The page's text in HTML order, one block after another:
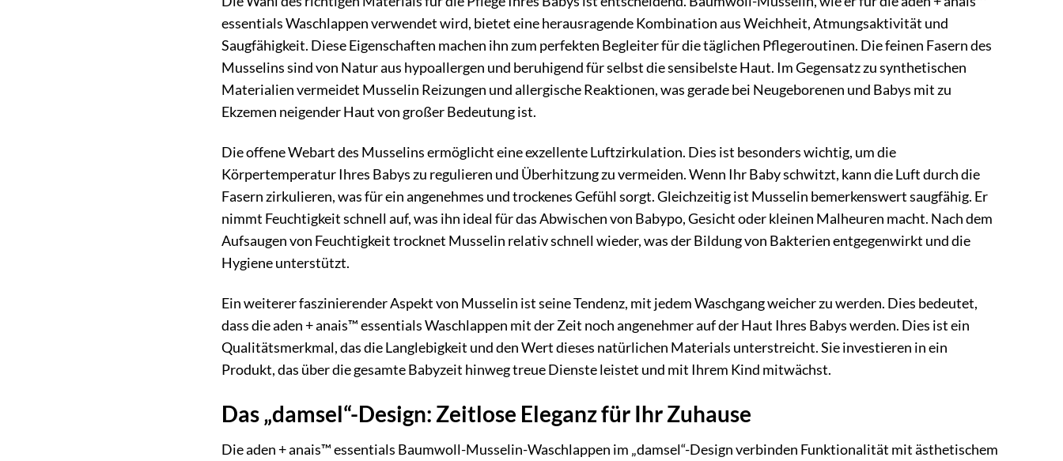
essentials Waschlappen verwendet wird, bietet eine herausragende Kombination aus Weichheit, Atmungsaktivität und
Saugfähigkeit. Diese Eigenschaften machen ihn zum perfekten Begleiter für die täglichen Pflegeroutinen. Die feinen Fasern des
Musselins sind von Natur aus hypoallergen und beruhigend für selbst die sensibelste Haut. Im Gegensatz zu synthetischen
Materialien vermeidet Musselin Reizungen und allergische Reaktionen, was gerade bei Neugeborenen und Babys mit zu
Ekzemen neigender Haut von großer Bedeutung ist.
Die offene Webart des Musselins ermöglicht eine exzellente Luftzirkulation. Dies ist besonders wichtig, um die
Körpertemperatur Ihres Babys zu regulieren und Überhitzung zu vermeiden. Wenn Ihr Baby schwitzt, kann die Luft durch die
Fasern zirkulieren, was für ein angenehmes und trockenes Gefühl sorgt. Gleichzeitig ist Musselin bemerkenswert saugfähig. Er
nimmt Feuchtigkeit schnell auf, was ihn ideal für das Abwischen von Babypo, Gesicht oder kleinen Malheuren macht. Nach dem
Aufsaugen von Feuchtigkeit trocknet Musselin relativ schnell wieder, was der Bildung von Bakterien entgegenwirkt und die
Hygiene unterstützt.
Ein weiterer faszinierender Aspekt von Musselin ist seine Tendenz, mit jedem Waschgang weicher zu werden. Dies bedeutet,
dass die aden + anais™ essentials Waschlappen mit der Zeit noch angenehmer auf der Haut Ihres Babys werden. Dies ist ein
Qualitätsmerkmal, das die Langlebigkeit und den Wert dieses natürlichen Materials unterstreicht. Sie investieren in ein
Produkt, das über die gesamte Babyzeit hinweg treue Dienste leistet und mit Ihrem Kind mitwächst.
Das „damsel“-Design: Zeitlose Eleganz für Ihr Zuhause
Die aden + anais™ essentials Baumwoll-Musselin-Waschlappen im „damsel“-Design verbinden Funktionalität mit ästhetischem